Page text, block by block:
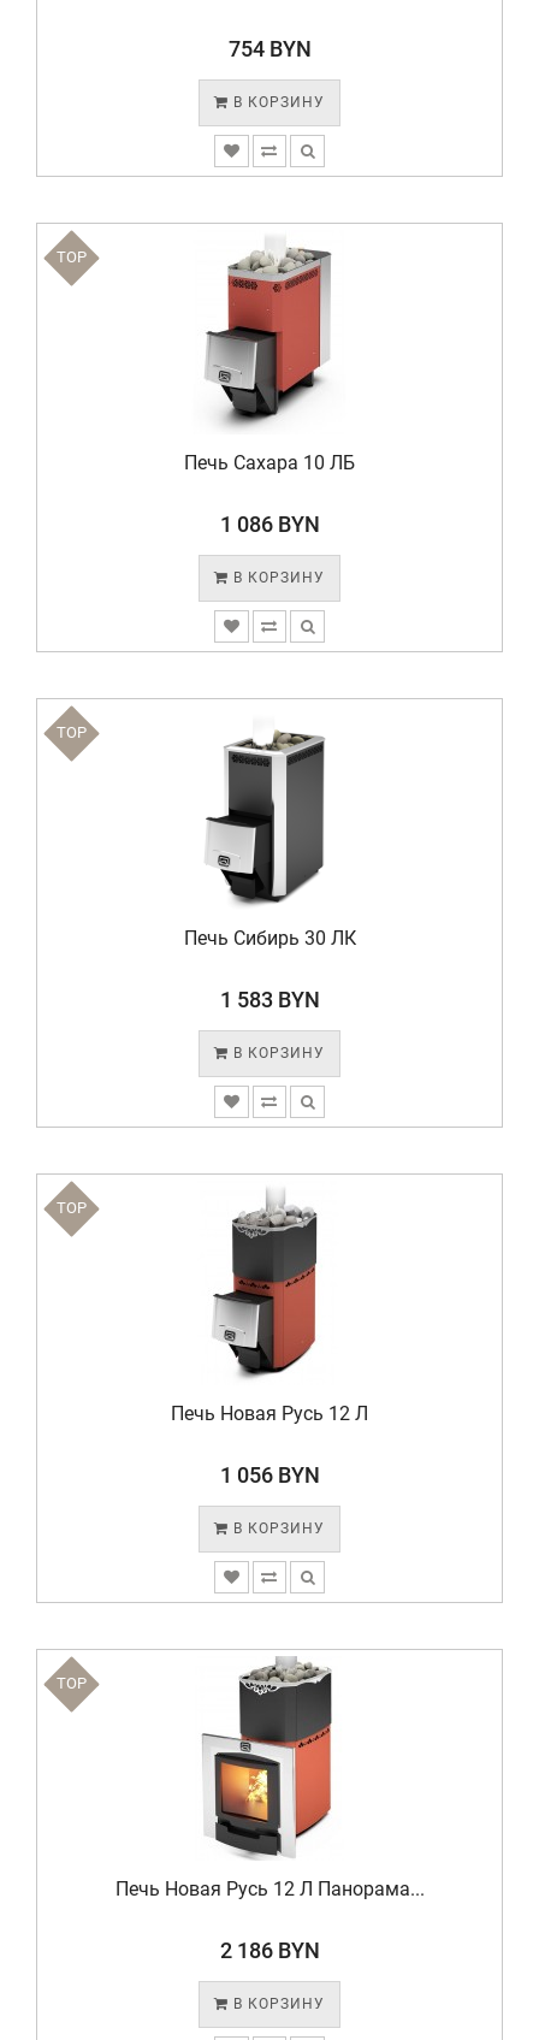
754 BYN
В КОРЗИНУ
TOP
Печь Сахара 10 ЛБ
1 086 BYN
В КОРЗИНУ
TOP
Печь Сибирь 30 ЛК
1 583 BYN
В КОРЗИНУ
TOP
Печь Новая Русь 12 Л
1 056 BYN
В КОРЗИНУ
TOP
Печь Новая Русь 12 Л Панорама...
2 186 BYN
В КОРЗИНУ